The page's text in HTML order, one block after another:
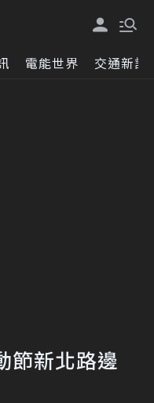
電能世界 交通新訊
節新北路邊